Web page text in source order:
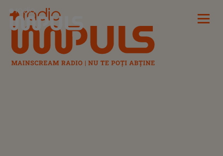
Radio Impuls